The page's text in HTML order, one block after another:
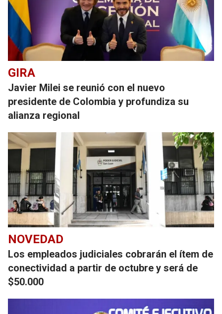
GIRA
Javier Milei se reunió con el nuevo
presidente de Colombia y profundiza su
alianza regional
NOVEDAD
Los empleados judiciales cobrarán el ítem de
conectividad a partir de octubre y será de
$50.000